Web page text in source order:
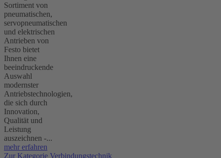
Sortiment von
pneumatischen,
servopneumatischen
und elektrischen
Antrieben von
Festo bietet
Ihnen eine
beeindruckende
Auswahl
modernster
Antriebstechnologien,
die sich durch
Innovation,
Qualität und
Leistung
auszeichnen -...
mehr erfahren
Zur Kategorie Verbindungstechnik